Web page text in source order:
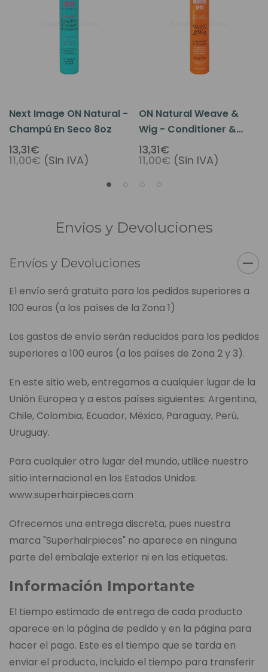
Next Image ON Natural -
Champú En Seco 8oz
13,31€
11,00€ (Sin IVA)
ON Natural Weave &
Wig - Conditioner &
Detangler - Tangerine
8oz
13,31€
11,00€ (Sin IVA)
Envíos y Devoluciones
Envíos y Devoluciones
El envío será gratuito para los pedidos superiores a
100 euros (a los países de la Zona 1)
Los gastos de envío serán reducidos para los pedidos
superiores a 100 euros (a los países de Zona 2 y 3).
En este sitio web, entregamos a cualquier lugar de la
Unión Europea y a estos países siguientes: Argentina,
Chile, Colombia, Ecuador, México, Paraguay, Perú,
Uruguay.
Para cualquier otro lugar del mundo, utilice nuestro
sitio internacional en los Estados Unidos:
www.superhairpieces.com
Ofrecemos una entrega discreta, pues nuestra
marca "Superhairpieces" no aparece en ninguna
parte del embalaje exterior ni en las etiquetas.
Información Importante
El tiempo estimado de entrega de cada producto
aparece en la página de pedido y en la página para
hacer el pago. Este es el tiempo que se tarda en
enviar el producto, incluido el tiempo para transferir